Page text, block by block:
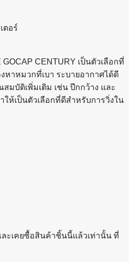
ตอร์
CENTURY เป็นตัวเลือกที่
หาหมวกที่เบา ระบายอากาศได้ดี
มบัติเพิ่มเติม เช่น ปีกกว้าง และ
ห้เป็นตัวเลือกที่ดีสำหรับการวิ่งใน
ละเคยซื้อสินค้าชิ้นนี้แล้วเท่านั้น ที่